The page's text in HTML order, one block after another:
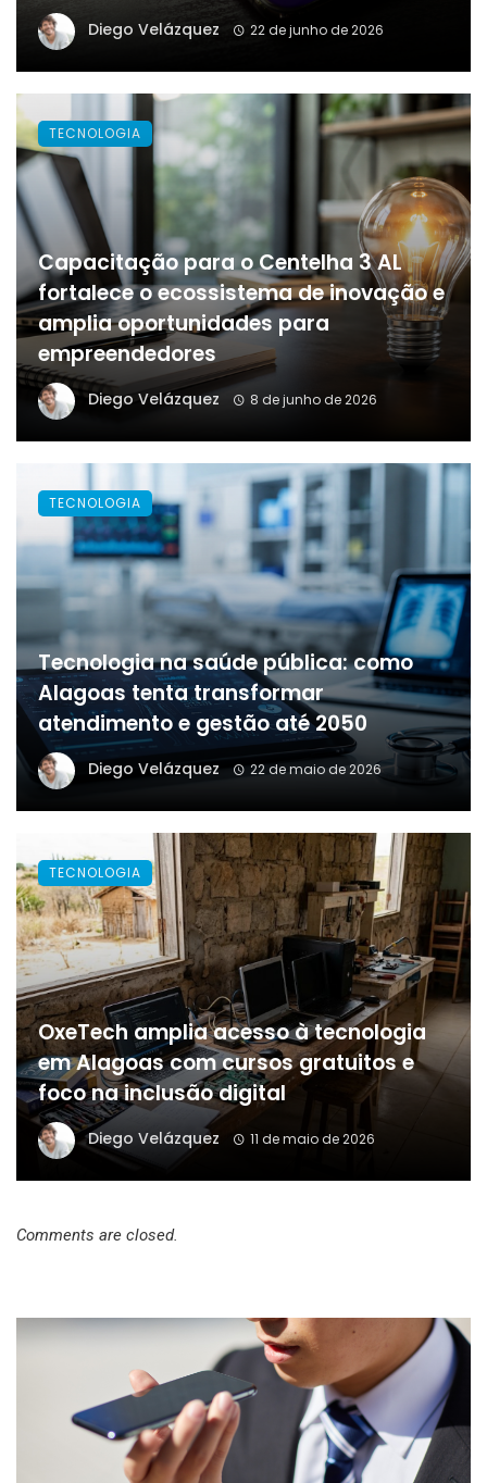
Diego Velázquez 22 de junho de 2026
Capacitação para o Centelha 3 AL
fortalece o ecossistema de inovação e
amplia oportunidades para
empreendedores
Diego Velázquez 8 de junho de 2026
TECNOLOGIA
Tecnologia na saúde pública: como
Alagoas tenta transformar
atendimento e gestão até 2050
Diego Velázquez 22 de maio de 2026
TECNOLOGIA
OxeTech amplia acesso à tecnologia
em Alagoas com cursos gratuitos e
foco na inclusão digital
Diego Velázquez 11 de maio de 2026
TECNOLOGIA
Comments are closed.